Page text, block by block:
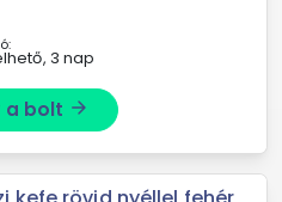
3 nap
a bolt arrow_forward